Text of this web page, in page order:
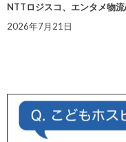
NTTロジスコ、エンタメ物
2026年7月21日